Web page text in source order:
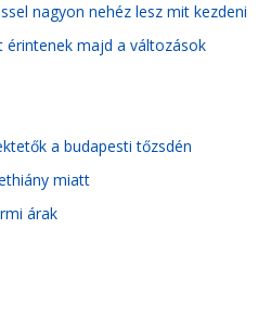
nagyon nehéz lesz mit kezdeni
érintenek majd a változások
a budapesti tőzsdén
miatt
árak